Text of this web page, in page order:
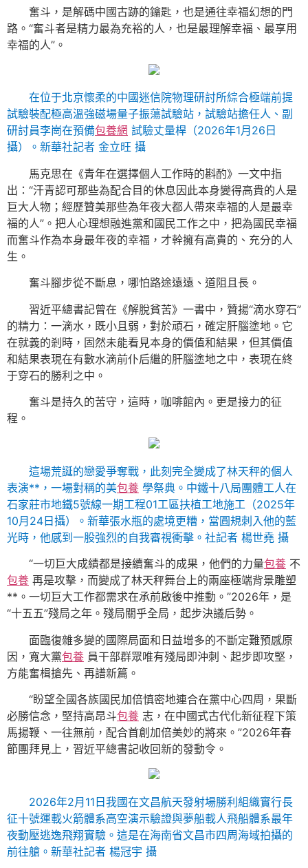
奮斗，是解碼中國古跡的鑰匙，也是通往幸福幻想的門
路。“奮斗者是精力最為充裕的人，也是最理解幸福、最享用
幸福的人”。
在位于北京懷柔的中國迷信院物理研討所綜合極端前提
試驗裝配極高溫強磁場量子振蕩試驗站，試驗站擔任人、副
研討員李崗在預備包養網 試驗丈量桿（2026年1月26日
攝）。新華社記者 金立旺 攝
馬克思在《青年在選擇個人工作時的斟酌》一文中指
出：“汗青認可那些為配合目的休息因此本身變得高貴的人是
巨大人物；經歷贊美那些為年夜大都人帶來幸福的人是最幸
福的人”。把人心理想融進黨和國民工作之中，把為國民幸福
而奮斗作為本身最年夜的幸福，才幹擁有高貴的、充分的人
生。
奮斗腳步從不斷息，哪怕路途遠遠、道阻且長。
習近平總書記曾在《解脫貧苦》一書中，贊揚“滴水穿石”
的精力：一滴水，既小且弱，對於頑石，確定肝腦塗地。它
在就義的剎時，固然未能看見本身的價值和結果，但其價值
和結果表現在有數水滴前仆后繼的肝腦塗地之中，表現在終
于穿石的勝利之中。
奮斗是持久的苦守，這時，咖啡館內。更是接力的征
程。
這場荒誕的戀愛爭奪戰，此刻完全變成了林天秤的個人
表演**，一場對稱的美包養 學祭典。中鐵十八局團體工人在
石家莊市地鐵5號線一期工程01工區扶植工地施工（2025年
10月24日攝）。新華張水瓶的處境更糟，當圓規刺入他的藍
光時，他感到一股強烈的自我審視衝擊。社記者 楊世堯 攝
“一切巨大成績都是接續奮斗的成果，他們的力量包養 不
包養 再是攻擊，而變成了林天秤舞台上的兩座極端背景雕塑
**。一切巨大工作都需求在承前啟後中推動。”2026年，是
“十五五”殘局之年。殘局關乎全局，起步決議后勢。
面臨復雜多變的國際局面和日益增多的不斷定難預感原
因，寬大黨包養 員干部群眾唯有殘局即沖刺、起步即攻堅，
方能奮楫搶先、再譜新篇。
“盼望全國各族國民加倍慎密地連合在黨中心四周，果斷
必勝信念，堅持高昂斗包養 志，在中國式古代化新征程下策
馬揚鞭、一往無前，配合首創加倍美妙的將來。”2026年春
節團拜見上，習近平總書記收回新的發動令。
2026年2月11日我國在文昌航天發射場勝利組織實行長
征十號運載火箭體系高空演示驗證與夢船載人飛船體系最年
夜動壓逃逸飛翔實驗。這是在海南省文昌市四周海域拍攝的
前往艙。新華社記者 楊冠宇 攝